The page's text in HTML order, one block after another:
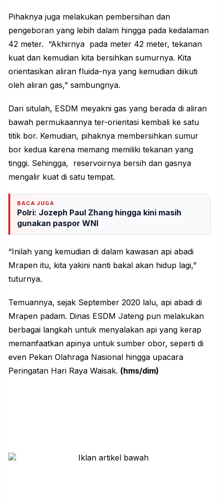
Pihaknya juga melakukan pembersihan dan
pengeboran yang lebih dalam hingga pada kedalaman
42 meter. “Akhirnya pada meter 42 meter, tekanan
kuat dan kemudian kita bersihkan sumurnya. Kita
orientasikan aliran fluida-nya yang kemudian diikuti
oleh aliran gas,” sambungnya.
Dari situlah, ESDM meyakni gas yang berada di aliran
bawah permukaannya ter-orientasi kembali ke satu
titik bor. Kemudian, pihaknya membersihkan sumur
bor kedua karena memang memiliki tekanan yang
tinggi. Sehingga, reservoirnya bersih dan gasnya
mengalir kuat di satu tempat.
BACA JUGA
Polri: Jozeph Paul Zhang hingga kini masih
gunakan paspor WNI
“Inilah yang kemudian di dalam kawasan api abadi
Mrapen itu, kita yakini nanti bakal akan hidup lagi,”
tuturnya.
Temuannya, sejak September 2020 lalu, api abadi di
Mrapen padam. Dinas ESDM Jateng pun melakukan
berbagai langkah untuk menyalakan api yang kerap
memanfaatkan apinya untuk sumber obor, seperti di
even Pekan Olahraga Nasional hingga upacara
Peringatan Hari Raya Waisak. (hms/dim)